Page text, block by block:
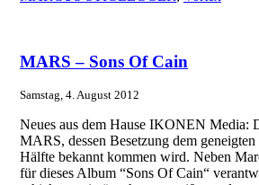
MARS – Sons Of Cain
Samstag, 4. August 2012
Neues aus dem Hause IKONEN Media:
MARS, dessen Besetzung dem
Hälfte bekannt kommen wird. Neben
für dieses Album “Sons Of Cain“